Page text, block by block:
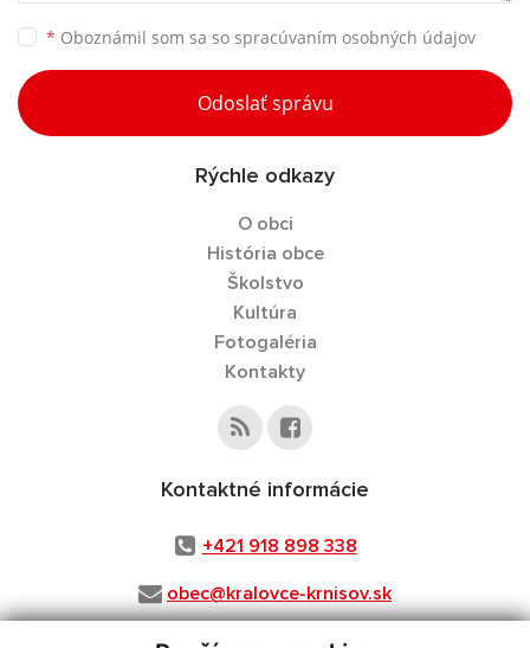
* Oboznámil som sa so spracúvaním osobných údajov
Odoslať správu
Rýchle odkazy
O obci
História obce
Školstvo
Kultúra
Fotogaléria
Kontakty
Kontaktné informácie
+421 918 898 338
obec@kralovce-krnisov.sk